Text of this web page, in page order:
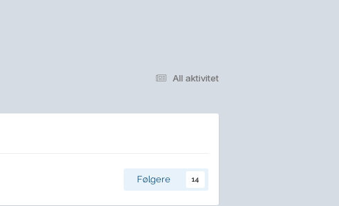
All aktivitet
Følgere 14